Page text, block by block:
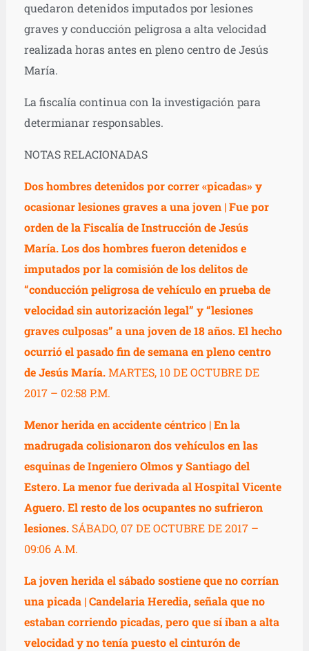
quedaron detenidos imputados por lesiones
graves y conducción peligrosa a alta velocidad
realizada horas antes en pleno centro de Jesús
María.
La fiscalía continua con la investigación para
determianar responsables.
NOTAS RELACIONADAS
Dos hombres detenidos por correr «picadas» y
ocasionar lesiones graves a una joven |Fue por
orden de la Fiscalía de Instrucción de Jesús
María. Los dos hombres fueron detenidos e
imputados por la comisión de los delitos de
“conducción peligrosa de vehículo en prueba de
velocidad sin autorización legal” y “lesiones
graves culposas” a una joven de 18 años. El hecho
ocurrió el pasado fin de semana en pleno centro
de Jesús María.MARTES, 10 DE OCTUBRE DE
2017 – 02:58 P.M.
Menor herida en accidente céntrico |En la
madrugada colisionaron dos vehículos en las
esquinas de Ingeniero Olmos y Santiago del
Estero. La menor fue derivada al Hospital Vicente
Aguero. El resto de los ocupantes no sufrieron
lesiones.SÁBADO, 07 DE OCTUBRE DE 2017 –
09:06 A.M.
La joven herida el sábado sostiene que no corrían
una picada |Candelaria Heredia, señala que no
estaban corriendo picadas, pero que sí iban a alta
velocidad y no tenía puesto el cinturón de